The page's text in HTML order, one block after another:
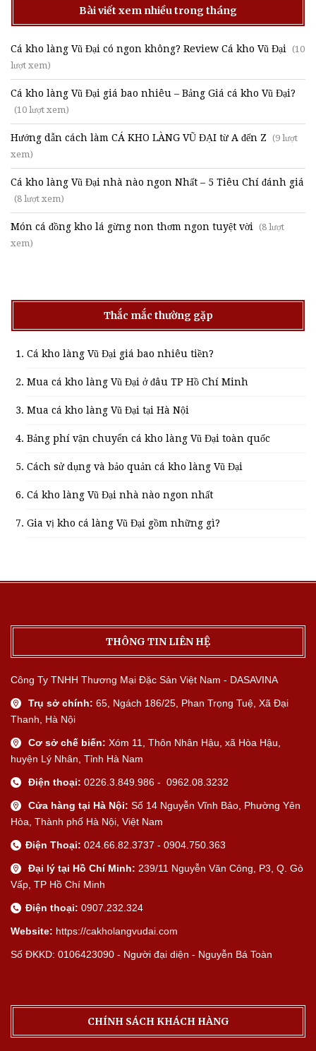
Bài viết xem nhiều trong tháng
Cá kho làng Vũ Đại có ngon không? Review Cá kho Vũ Đại (10
lượt xem)
Cá kho làng Vũ Đại giá bao nhiêu – Bảng Giá cá kho Vũ Đại?
(10 lượt xem)
Hướng dẫn cách làm CÁ KHO LÀNG VŨ ĐẠI từ A đến Z (9 lượt
xem)
Cá kho làng Vũ Đại nhà nào ngon Nhất – 5 Tiêu Chí đánh giá
(8 lượt xem)
Món cá đồng kho lá gừng non thơm ngon tuyệt vời (8 lượt
xem)
Thắc mắc thường gặp
Cá kho làng Vũ Đại giá bao nhiêu tiền?
Mua cá kho làng Vũ Đại ở đâu TP Hồ Chí Minh
Mua cá kho làng Vũ Đại tại Hà Nội
Bảng phí vận chuyển cá kho làng Vũ Đại toàn quốc
Cách sử dụng và bảo quản cá kho làng Vũ Đại
Cá kho làng Vũ Đại nhà nào ngon nhất
Gia vị kho cá làng Vũ Đại gồm những gì?
THÔNG TIN LIÊN HỆ
Công Ty TNHH Thương Mại Đặc Sản Việt Nam - DASAVINA
Trụ sở chính: 65, Ngách 186/25, Phan Trọng Tuệ, Xã Đại
Thanh, Hà Nội
Cơ sở chế biến: Xóm 11, Thôn Nhân Hậu, xã Hòa Hậu,
huyện Lý Nhân, Tỉnh Hà Nam
Điện thoại: 0226.3.849.986 - 0962.08.3232
Cửa hàng tại Hà Nội: Số 14 Nguyễn Vĩnh Bảo, Phường Yên
Hòa, Thành phố Hà Nội, Việt Nam
Điện Thoại: 024.66.82.3737 - 0904.750.363
Đại lý tại Hồ Chí Minh: 239/11 Nguyễn Văn Công, P3, Q. Gò
Vấp, TP Hồ Chí Minh
Điện thoại: 0907.232.324
Website: https://cakholangvudai.com
Số ĐKKD: 0106423090 - Người đại diện - Nguyễn Bá Toàn
CHÍNH SÁCH KHÁCH HÀNG